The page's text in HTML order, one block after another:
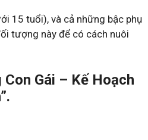
15 tuổi), và cả những bậc phụ
tượng này để có cách nuôi
Gái – Kế Hoạch